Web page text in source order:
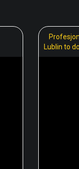
Lublin to